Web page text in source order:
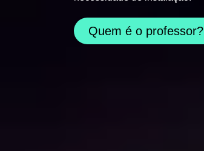
Quem é o professor?